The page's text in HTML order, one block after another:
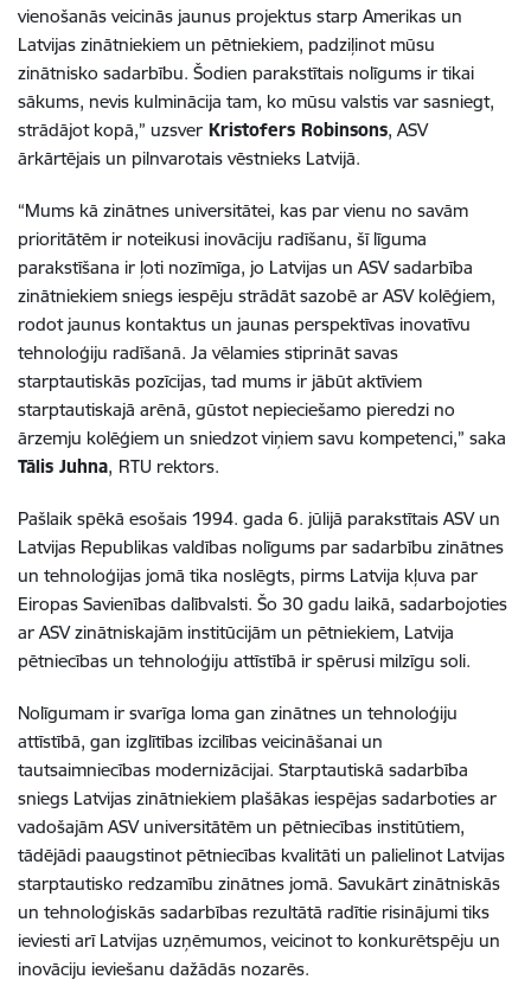
vienošanās veicinās jaunus projektus starp Amerikas un
Latvijas zinātniekiem un pētniekiem, padziļinot mūsu
zinātnisko sadarbību. Šodien parakstītais nolīgums ir tikai
sākums, nevis kulminācija tam, ko mūsu valstis var sasniegt,
strādājot kopā,” uzsver Kristofers Robinsons, ASV
ārkārtējais un pilnvarotais vēstnieks Latvijā.
“Mums kā zinātnes universitātei, kas par vienu no savām
prioritātēm ir noteikusi inovāciju radīšanu, šī līguma
parakstīšana ir ļoti nozīmīga, jo Latvijas un ASV sadarbība
zinātniekiem sniegs iespēju strādāt sazobē ar ASV kolēģiem,
rodot jaunus kontaktus un jaunas perspektīvas inovatīvu
tehnoloģiju radīšanā. Ja vēlamies stiprināt savas
starptautiskās pozīcijas, tad mums ir jābūt aktīviem
starptautiskajā arēnā, gūstot nepieciešamo pieredzi no
ārzemju kolēģiem un sniedzot viņiem savu kompetenci,” saka
Tālis Juhna, RTU rektors.
Pašlaik spēkā esošais 1994. gada 6. jūlijā parakstītais ASV un
Latvijas Republikas valdības nolīgums par sadarbību zinātnes
un tehnoloģijas jomā tika noslēgts, pirms Latvija kļuva par
Eiropas Savienības dalībvalsti. Šo 30 gadu laikā, sadarbojoties
ar ASV zinātniskajām institūcijām un pētniekiem, Latvija
pētniecības un tehnoloģiju attīstībā ir spērusi milzīgu soli.
Nolīgumam ir svarīga loma gan zinātnes un tehnoloģiju
attīstībā, gan izglītības izcilības veicināšanai un
tautsaimniecības modernizācijai. Starptautiskā sadarbība
sniegs Latvijas zinātniekiem plašākas iespējas sadarboties ar
vadošajām ASV universitātēm un pētniecības institūtiem,
tādējādi paaugstinot pētniecības kvalitāti un palielinot Latvijas
starptautisko redzamību zinātnes jomā. Savukārt zinātniskās
un tehnoloģiskās sadarbības rezultātā radītie risinājumi tiks
ieviesti arī Latvijas uzņēmumos, veicinot to konkurētspēju un
inovāciju ieviešanu dažādās nozarēs.